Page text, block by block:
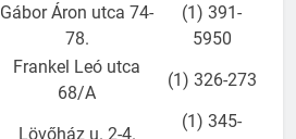
Gábor Áron utca 74-
78.
(1) 391-
5950
Frankel Leó utca
68/A
(1) 326-273
Lövőház u. 2-4.
(1) 345-